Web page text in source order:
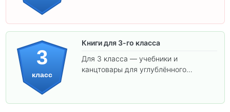
3
класс
Книги для 3-го класса
Для 3 класса — учебники и
канцтовары для углублённого